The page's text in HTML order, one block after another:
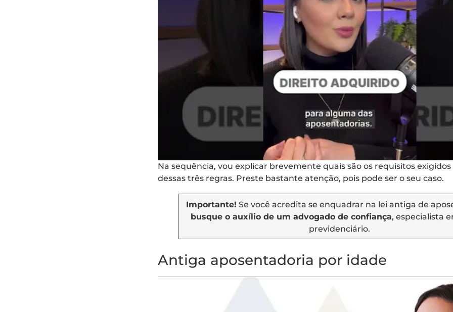
Na sequência, vou explicar brevemente quais são os requisitos
dessas três regras. Preste bastante atenção, pois pode ser o seu caso.
Importante! Se você acredita se enquadrar na lei antiga de
busque o auxílio de um advogado de confiança, especialista
previdenciário.
Antiga aposentadoria por idade